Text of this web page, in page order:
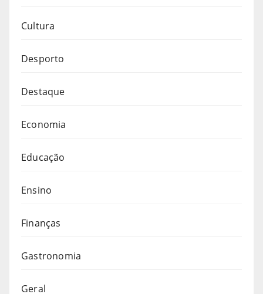
Cultura
Desporto
Destaque
Economia
Educação
Ensino
Finanças
Gastronomia
Geral